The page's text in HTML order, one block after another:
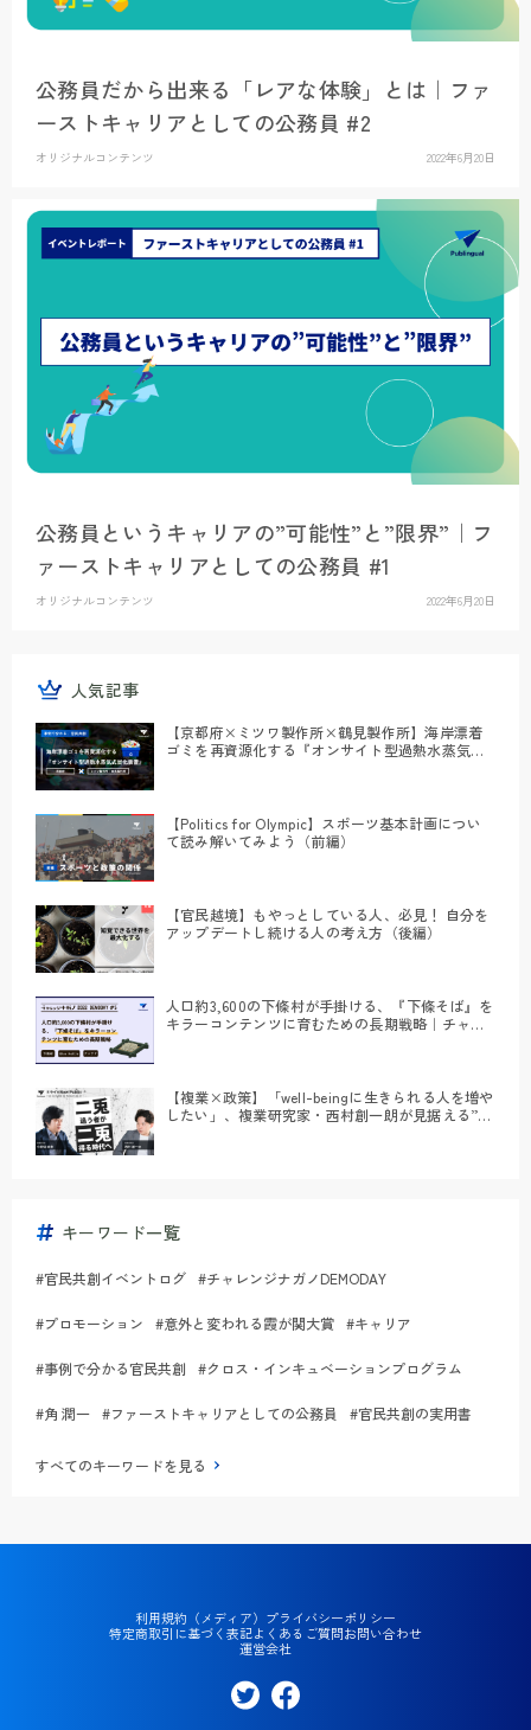
公務員だから出来る「レアな体験」とは｜ファ
ーストキャリアとしての公務員 #2
オリジナルコンテンツ 2022年6月20日
公務員というキャリアの”可能性”と”限界”｜フ
ァーストキャリアとしての公務員 #1
オリジナルコンテンツ 2022年6月20日
人気記事
【京都府×ミツワ製作所×鶴見製作所】海岸漂着
ゴミを再資源化する『オンサイト型過熱水蒸気式
【Politics for Olympic】スポーツ基本計画につい
て読み解いてみよう（前編）
【官民越境】もやっとしている人、必見！ 自分を
アップデートし続ける人の考え方（後編）
人口約3,600の下條村が手掛ける、『下條そば』を
キラーコンテンツに育むための長期戦略｜チャレ
【複業×政策】「well-beingに生きられる人を増や
したい」、複業研究家・西村創一朗が見据える”複
キーワード一覧
#官民共創イベントログ #チャレンジナガノDEMODAY
#プロモーション #意外と変われる霞が関大賞 #キャリア
#事例で分かる官民共創 #クロス・インキュベーションプログラム
#角 潤一 #ファーストキャリアとしての公務員 #官民共創の実用書
すべてのキーワードを見る
利用規約（メディア） プライバシーポリシー
特定商取引に基づく表記よくあるご質問お問い合わせ
運営会社